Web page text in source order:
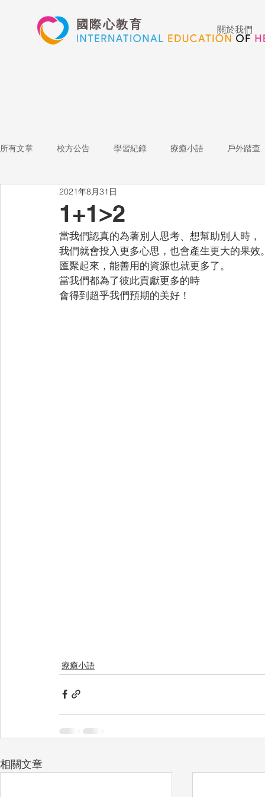
國際心教育 關於我們
所有文章 校方公告 學習紀錄 療癒小語 戶外踏查
表演藝術
心文藝競賽 國際教育 Star of the Week 教師增能
1+1>2
2021年8月31日
當我們認真的為著別人思考、想幫助別人時，
我們就會投入更多心思，也會產生更大的果效
匯聚起來，能善用的資源也就更多了。
當我們都為了彼此貢獻更多的時
會得到超乎我們預期的美好！
療癒小語
相關文章